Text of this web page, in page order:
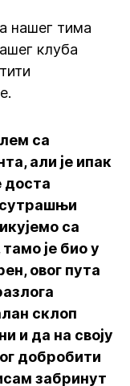
нашег тима
клуба
са
али је ипак
доста
сутрашњи
са
је био у
овог пута
склоп
и да на своју
добробити
забринут